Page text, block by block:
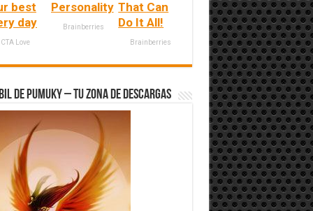
best
day
CTA Love
Personality
Brainberries
That Can
Do It All!
Brainberries
de Pumuky – Tu zona de Descargas